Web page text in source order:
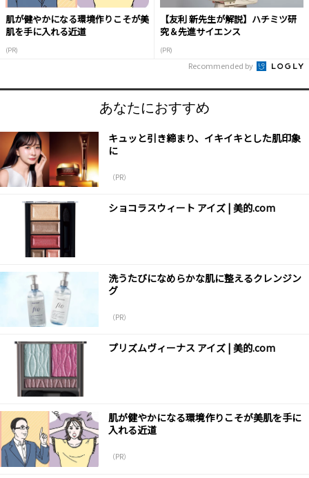
肌が健やかになる環境作りこそが美
肌を手に入れる近道
(PR)
【友利 新先生が解説】ハチミツ研
究＆先進サイエンス
(PR)
Recommended by
あなたにおすすめ
キュッと引き締まり、イキイキとした肌印象
に
（PR）
ショコラスウィート アイズ | 美的.com
洗うたびになめらかな肌に整えるクレンジン
グ
（PR）
プリズムヴィーナス アイズ | 美的.com
肌が健やかになる環境作りこそが美肌を手に
入れる近道
（PR）